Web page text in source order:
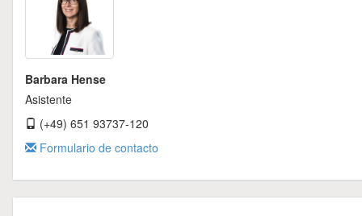
Barbara Hense
Asistente
(+49) 651 93737-120
Formulario de contacto